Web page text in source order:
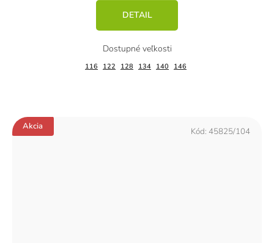
DETAIL
116 122 128 134 140 146
Akcia Kód: 45825/104